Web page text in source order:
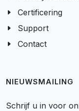
Certificering
Support
Contact
NIEUWSMAILING
Schrijf u in voor